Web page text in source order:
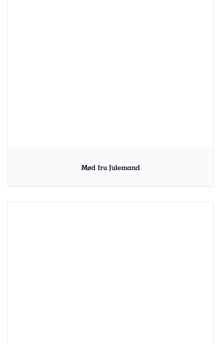
Mød fru Julemand